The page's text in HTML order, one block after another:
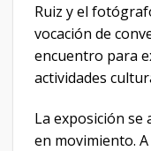
Ruiz y el
vocación de
encuentro para
actividades
La exposición se
en movimiento.